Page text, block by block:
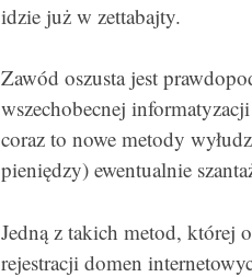
idzie już w zettabajty.
Zawód oszusta jest
wszechobecnej
coraz to nowe metody
pieniędzy) ewentualnie
Jedną z takich metod, której
rejestracji domen